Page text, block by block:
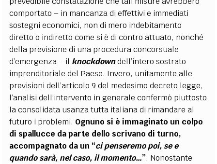
comportato – in mancanza di effettivi e immediati
sostegni economici, non di mero indebitamento
diretto o indiretto come si è di contro attuato, nonché
della previsione di una procedura concorsuale
d’emergenza – il knockdowndell’intero sostrato
imprenditoriale del Paese. Invero, unitamente alle
previsioni dell’articolo 9 del medesimo decreto legge,
l’analisi dell’intervento in generale confermò piuttosto
la consolidata usanza tutta italiana di rimandare al
futuro i problemi. Ognuno si è immaginato un colpo
di spallucce da parte dello scrivano di turno,
accompagnato da un “ci penseremo poi, se e
quando sarà, nel caso, il momento…”. Nonostante